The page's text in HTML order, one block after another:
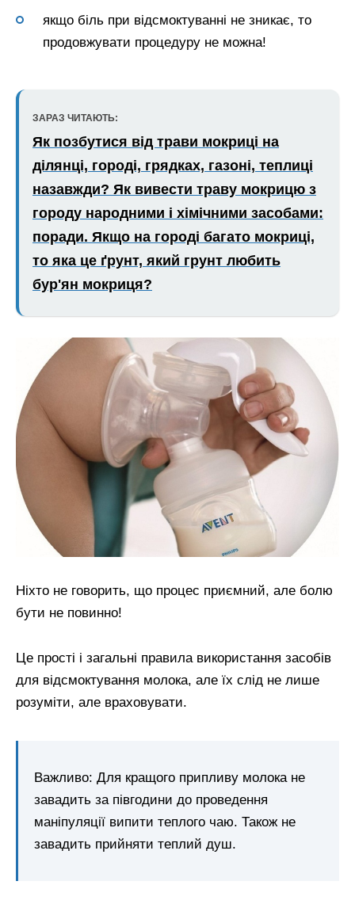
якщо біль при відсмоктуванні не зникає, то
продовжувати процедуру не можна!
ЗАРАЗ ЧИТАЮТЬ:
Як позбутися від трави мокриці на
ділянці, городі, грядках, газоні, теплиці
назавжди? Як вивести траву мокрицю з
городу народними і хімічними засобами:
поради. Якщо на городі багато мокриці,
то яка це ґрунт, який грунт любить
бур'ян мокриця?
Ніхто не говорить, що процес приємний, але болю
бути не повинно!
Це прості і загальні правила використання засобів
для відсмоктування молока, але їх слід не лише
розуміти, але враховувати.
Важливо: Для кращого припливу молока не
завадить за півгодини до проведення
маніпуляції випити теплого чаю. Також не
завадить прийняти теплий душ.